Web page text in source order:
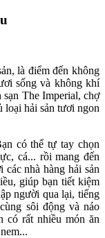
là điểm đến không
sống và không khí
The Imperial, chợ
loại hải sản tươi ngon
có thể tự tay chọn
cá... rồi mang đến
các nhà hàng hải sản
giúp bạn tiết kiệm
người qua lại, tiếng
sôi động và náo
có rất nhiều món ăn